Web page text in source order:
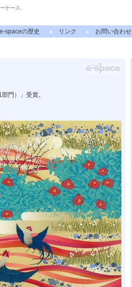
ケース。
e-spaceの歴史 リンク お問い合わせ
門）」受賞。